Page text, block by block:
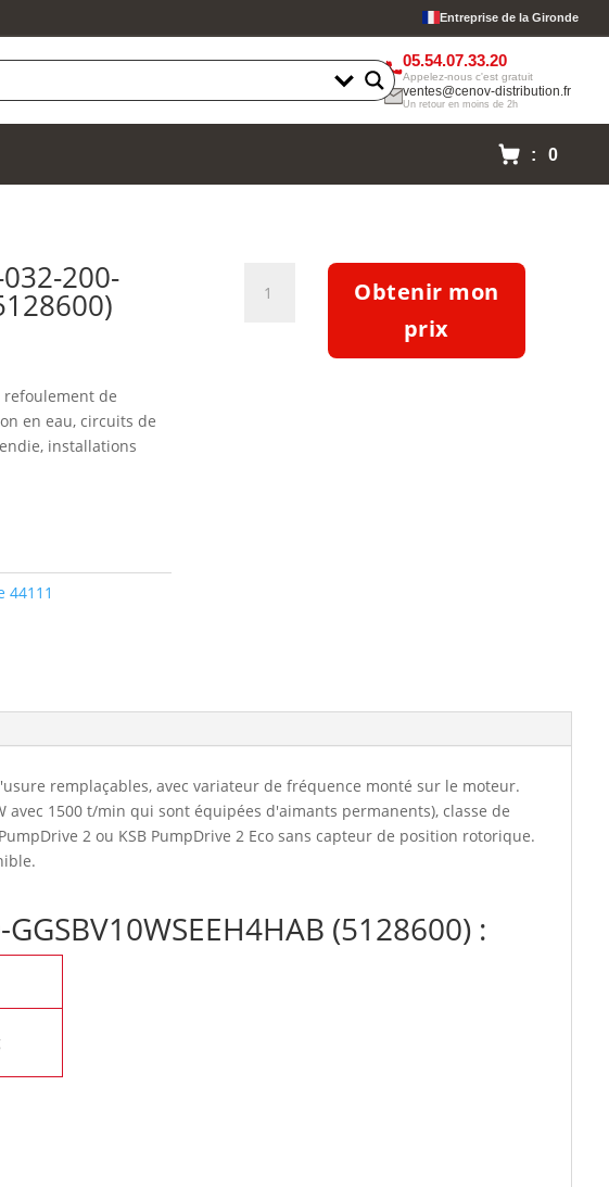
Entreprise de la Gironde
05.54.07.33.20
Appelez-nous c'est gratuit
ventes@cenov-distribution.fr
Un retour en moins de 2h
: 0
200-
refoulement de
en eau, circuits de
installations
44111
Obtenir mon
prix
remplaçables, avec variateur de fréquence monté sur le moteur.
avec 1500 t/min qui sont équipées d'aimants permanents), classe de
2 ou KSB PumpDrive 2 Eco sans capteur de position rotorique.
(5128600) :